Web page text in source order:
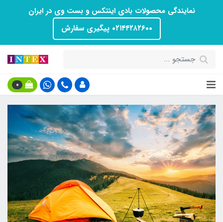
نمایندگی محصولات بادی اینتکس و بست وی در ایران
۰۲۱۴۴۲۸۲۶۰۰ پیگیری سفارش
0